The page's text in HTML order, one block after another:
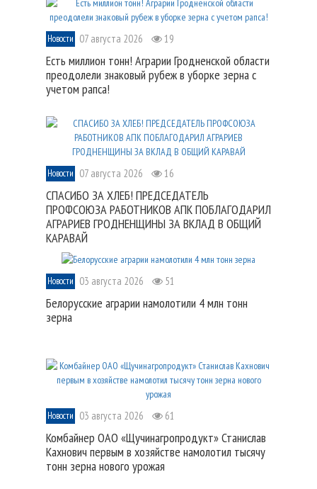
Новости 07 августа 2026 19
Есть миллион тонн! Аграрии Гродненской области
преодолели знаковый рубеж в уборке зерна с
учетом рапса!
Новости 07 августа 2026 16
СПАСИБО ЗА ХЛЕБ! ПРЕДСЕДАТЕЛЬ
ПРОФСОЮЗА РАБОТНИКОВ АПК ПОБЛАГОДАРИЛ
АГРАРИЕВ ГРОДНЕНЩИНЫ ЗА ВКЛАД В ОБЩИЙ
КАРАВАЙ
Новости 03 августа 2026 51
Белорусские аграрии намолотили 4 млн тонн
зерна
Новости 03 августа 2026 61
Комбайнер ОАО «Щучинагропродукт» Станислав
Кахнович первым в хозяйстве намолотил тысячу
тонн зерна нового урожая